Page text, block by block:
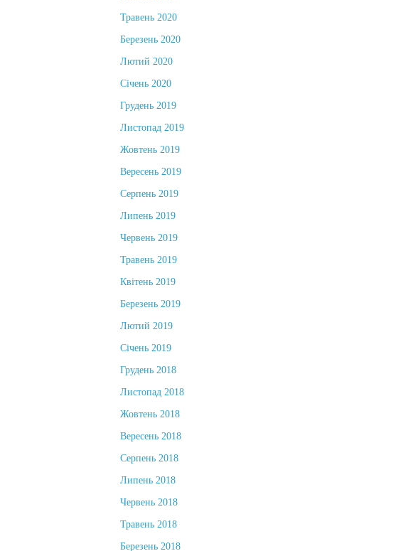
Травень 2020
Березень 2020
Лютий 2020
Січень 2020
Грудень 2019
Листопад 2019
Жовтень 2019
Вересень 2019
Серпень 2019
Липень 2019
Червень 2019
Травень 2019
Квітень 2019
Березень 2019
Лютий 2019
Січень 2019
Грудень 2018
Листопад 2018
Жовтень 2018
Вересень 2018
Серпень 2018
Липень 2018
Червень 2018
Травень 2018
Березень 2018